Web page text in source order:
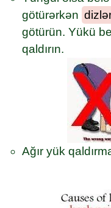
götürərkən
götürün. Yükü
qaldırın.
Ağır yük